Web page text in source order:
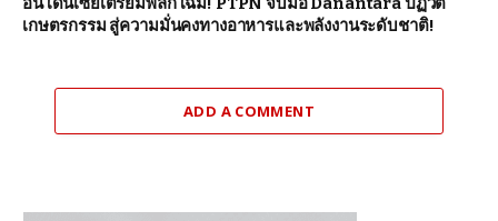
เกษตรกรรม สู่ความมั่นคงทางอาหารและพลังงานระดับชาติ!
ADD A COMMENT